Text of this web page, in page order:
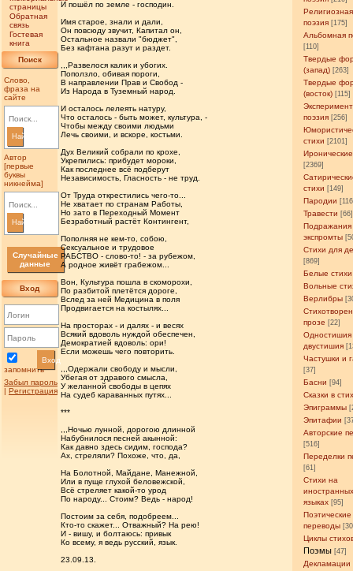
страницы
Обратная
связь
Гостевая
книга
Поиск
Слово,
фраза на
сайте
Найти
Автор
[первые
буквы
никнейма]
Найти
Случайные
данные
Вход
запомнить
Вход
Забыл пароль
| Регистрация
Религиозная
поэзия [175]
Альбомная
[110]
Твердые
(запад) [263]
Твердые
(восток) [115]
поэзия [256]
стихи [2101]
[2369]
стихи [149]
Пародии
Травести [66]
Подражания
экспромты
Стихи для
[869]
Белые стихи
Вольные
Верлибры
прозе [22]
Одностишия
двустишия
Частушки и
[37]
Басни [94]
Сказки в
Эпиграммы
Эпитафии
Авторские
[516]
Переделки
[61]
Стихи на
языках [95]
Поэтические
переводы
Циклы
Поэмы [47]
Декламации
И пошёл по земле - господин.
Имя старое, знали и дали,
Он повсюду звучит, Капитал он,
Остальное назвали "бюджет",
Без кафтана разут и раздет.
,,,Развелося калик и убогих.
Поползло, обивая пороги,
В направлении Прав и Свобод -
Из Народа в Туземный народ.
И осталось лелеять натуру,
Что осталось - быть может, культура, -
Чтобы между своими людьми
Лечь своими, и вскоре, костьми.
Дух Великий собрали по крохе,
Укрепились: прибудет мороки,
Как последнее всё подберут
Независимость, Гласность - не труд.
От Труда открестились чего-то...
Не хватает по странам Работы,
Но зато в Переходный Момент
Безработный растёт Контингент,
Пополняя не кем-то, собою,
Сексуальное и трудовое
РАБСТВО - слово-то! - за рубежом,
А родное живёт грабежом...
Вон, Культура пошла в скоморохи,
По разбитой плетётся дороге,
Вслед за ней Медицина в поля
Продвигается на костылях...
На просторах - и далях - и весях
Всякий вдоволь нуждой обеспечен,
Демократией вдоволь: ори!
Если можешь чего повторить.
,,,Одержали свободу и мысли,
Убегая от здравого смысла,
У желанной свободы в цепях
На судеб караванных путях...
***
,,,Ночью лунной, дорогою длинной
Набубнилося песней акынной:
Как давно здесь сидим, господа?
Ах, стреляли? Похоже, что, да,
На Болотной, Майдане, Манежной,
Или в пуще глухой беловежской,
Всё стреляет какой-то урод
По народу... Стоим? Ведь - народ!
Постоим за себя, подобреем...
Кто-то скажет... Отважный? На рею!
И - вишу, и болтаюсь: привык
Ко всему, я ведь русский, язык.
23.09.13.